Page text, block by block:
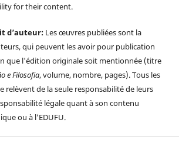
for their content.
d’auteur: Les œuvres publiées sont la
qui peuvent les avoir pour publication
que l'édition originale soit mentionnée (titre
e Filosofia, volume, nombre, pages). Tous les
relèvent de la seule responsabilité de leurs
légale quant à son contenu
ou à l’EDUFU.